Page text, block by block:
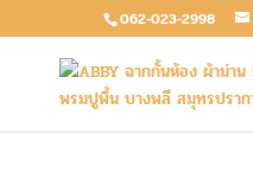
062-023-2998